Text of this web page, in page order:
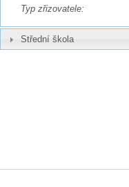
Typ zřizovatele:
Střední škola